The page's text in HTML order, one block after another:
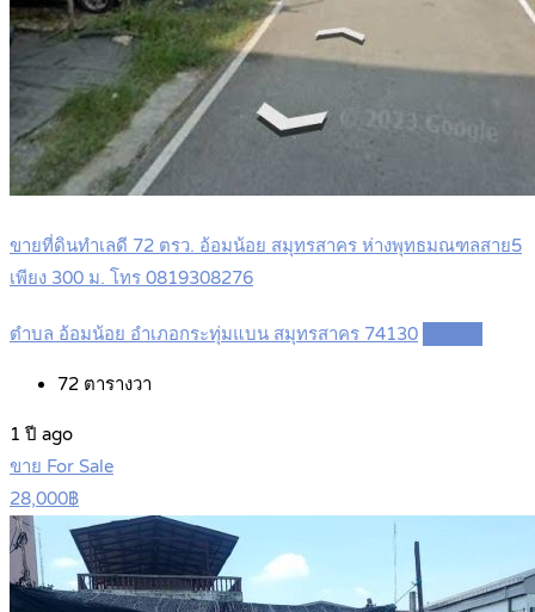
ขายที่ดินทำเลดี 72 ตรว. อ้อมน้อย สมุทรสาคร ห่างพุทธมณฑลสาย5
เพียง 300 ม. โทร 0819308276
ตำบล อ้อมน้อย อำเภอกระทุ่มแบน สมุทรสาคร 74130
72 ตารางวา
1 ปี ago
ขาย For Sale
28,000฿